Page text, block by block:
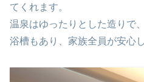
てくれます。
温泉はゆったりとした造りで
浴槽もあり、家族全員が安心